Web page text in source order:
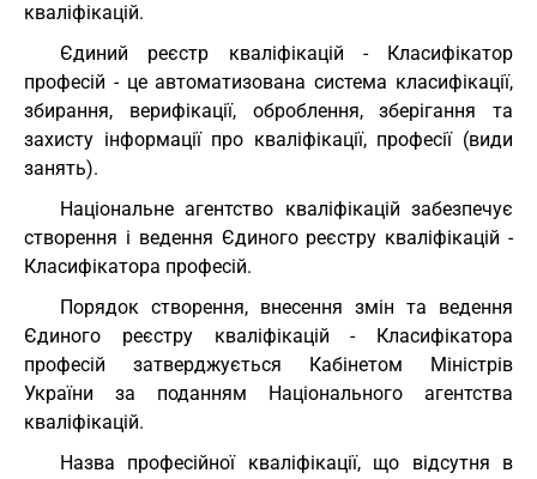
кваліфікацій.
Єдиний реєстр кваліфікацій - Класифікатор
професій - це автоматизована система класифікації,
збирання, верифікації, оброблення, зберігання та
захисту інформації про кваліфікації, професії (види
занять).
Національне агентство кваліфікацій забезпечує
створення і ведення Єдиного реєстру кваліфікацій -
Класифікатора професій.
Порядок створення, внесення змін та ведення
Єдиного реєстру кваліфікацій - Класифікатора
професій затверджується Кабінетом Міністрів
України за поданням Національного агентства
кваліфікацій.
Назва професійної кваліфікації, що відсутня в